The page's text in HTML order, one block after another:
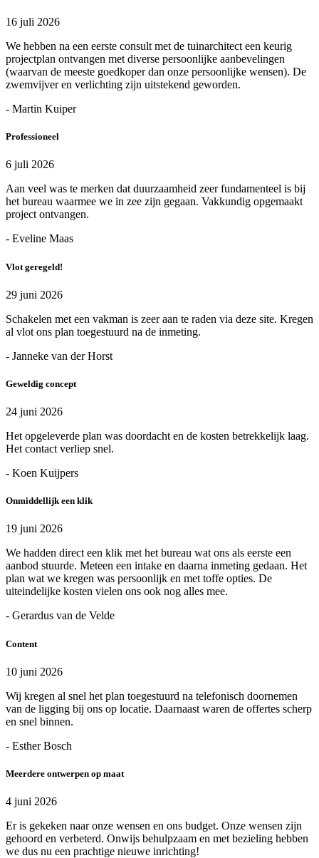
16 juli 2026
We hebben na een eerste consult met de tuinarchitect een keurig
projectplan ontvangen met diverse persoonlijke aanbevelingen
(waarvan de meeste goedkoper dan onze persoonlijke wensen). De
zwemvijver en verlichting zijn uitstekend geworden.
- Martin Kuiper
Professioneel
6 juli 2026
Aan veel was te merken dat duurzaamheid zeer fundamenteel is bij
het bureau waarmee we in zee zijn gegaan. Vakkundig opgemaakt
project ontvangen.
- Eveline Maas
Vlot geregeld!
29 juni 2026
Schakelen met een vakman is zeer aan te raden via deze site. Kregen
al vlot ons plan toegestuurd na de inmeting.
- Janneke van der Horst
Geweldig concept
24 juni 2026
Het opgeleverde plan was doordacht en de kosten betrekkelijk laag.
Het contact verliep snel.
- Koen Kuijpers
Onmiddellijk een klik
19 juni 2026
We hadden direct een klik met het bureau wat ons als eerste een
aanbod stuurde. Meteen een intake en daarna inmeting gedaan. Het
plan wat we kregen was persoonlijk en met toffe opties. De
uiteindelijke kosten vielen ons ook nog alles mee.
- Gerardus van de Velde
Content
10 juni 2026
Wij kregen al snel het plan toegestuurd na telefonisch doornemen
van de ligging bij ons op locatie. Daarnaast waren de offertes scherp
en snel binnen.
- Esther Bosch
Meerdere ontwerpen op maat
4 juni 2026
Er is gekeken naar onze wensen en ons budget. Onze wensen zijn
gehoord en verbeterd. Onwijs behulpzaam en met bezieling hebben
we dus nu een prachtige nieuwe inrichting!